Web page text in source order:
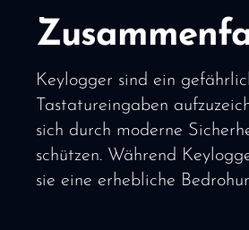
Keylogger sind ein
Tastatureingaben
sich durch moderne
schützen. Während
sie eine erhebliche